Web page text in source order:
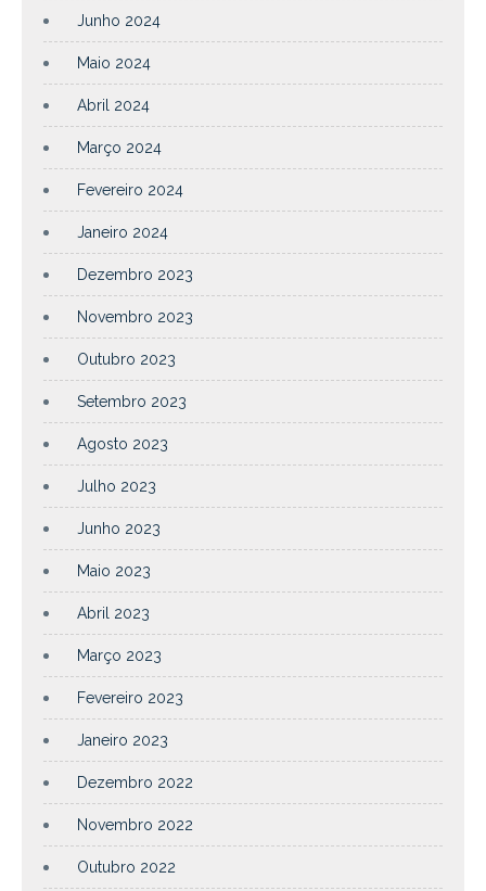
Junho 2024
Maio 2024
Abril 2024
Março 2024
Fevereiro 2024
Janeiro 2024
Dezembro 2023
Novembro 2023
Outubro 2023
Setembro 2023
Agosto 2023
Julho 2023
Junho 2023
Maio 2023
Abril 2023
Março 2023
Fevereiro 2023
Janeiro 2023
Dezembro 2022
Novembro 2022
Outubro 2022